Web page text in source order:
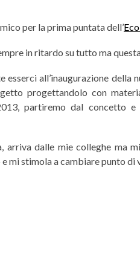
per la prima puntata dell’
in ritardo su tutto ma
all’inaugurazione della
progettandolo con
partiremo dal concetto
arriva dalle mie colleghe ma
mi stimola a cambiare punto di